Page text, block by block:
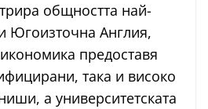
общността най-
Югоизточна Англия,
предоставя
така и високо
а университетската